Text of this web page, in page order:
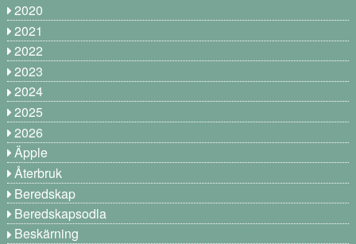
2020
2021
2022
2023
2024
2025
2026
Äpple
Återbruk
Beredskap
Beredskapsodla
Beskärning